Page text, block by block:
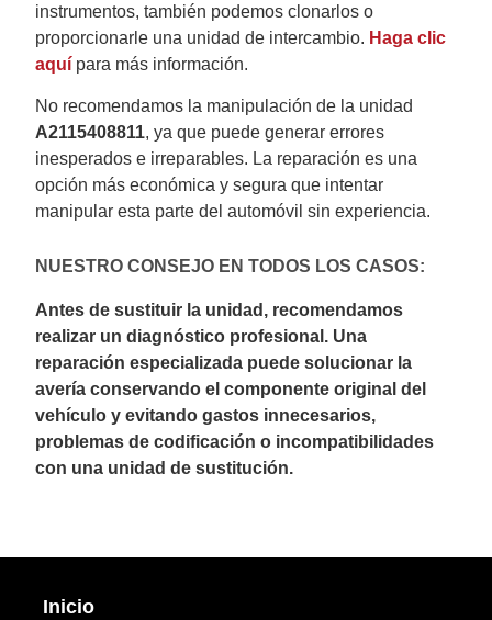
instrumentos, también podemos clonarlos o
proporcionarle una unidad de intercambio. Haga clic
aquí para más información.
No recomendamos la manipulación de la unidad
A2115408811, ya que puede generar errores
inesperados e irreparables. La reparación es una
opción más económica y segura que intentar
manipular esta parte del automóvil sin experiencia.
NUESTRO CONSEJO EN TODOS LOS CASOS:
Antes de sustituir la unidad, recomendamos
realizar un diagnóstico profesional. Una
reparación especializada puede solucionar la
avería conservando el componente original del
vehículo y evitando gastos innecesarios,
problemas de codificación o incompatibilidades
con una unidad de sustitución.
Inicio